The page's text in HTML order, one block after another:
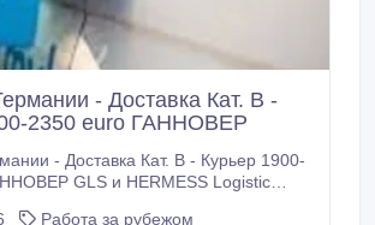
- Доставка Кат. В -
2350 euro ГАННОВЕР
- Доставка Кат. В - Курьер 1900-
Logistic
Работа за рубежом